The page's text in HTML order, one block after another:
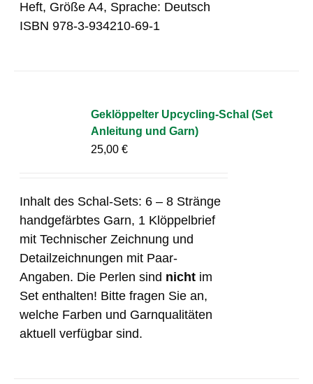
Heft, Größe A4, Sprache: Deutsch
ISBN 978-3-934210-69-1
Geklöppelter Upcycling-Schal (Set
Anleitung und Garn)
25,00€
Inhalt des Schal-Sets: 6 – 8 Stränge
handgefärbtes Garn, 1 Klöppelbrief
mit Technischer Zeichnung und
Detailzeichnungen mit Paar-
Angaben. Die Perlen sind nicht im
Set enthalten! Bitte fragen Sie an,
welche Farben und Garnqualitäten
aktuell verfügbar sind.